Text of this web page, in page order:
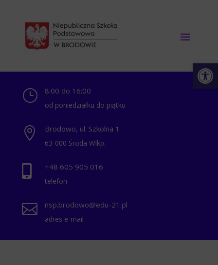
} 8:00 do 16:00
od poniedziałku do piątku
 Brodowo, ul. Szkolna 1
63-000 Środa Wlkp.
 +48 ‭605 905 016‬
telefon
 nsp.brodowo@edu-21.pl
adres e-mail